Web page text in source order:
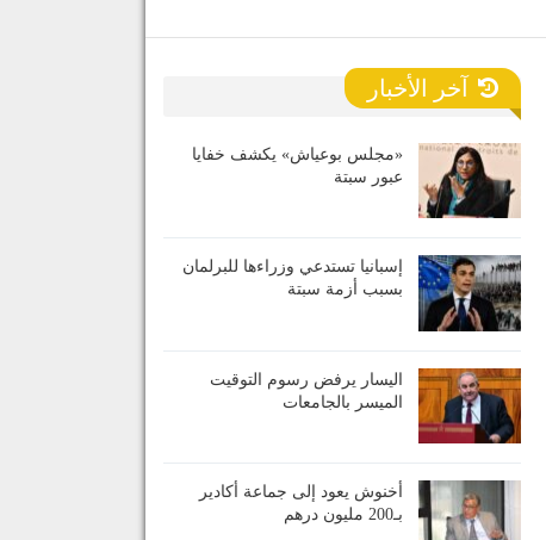
آخر الأخبار
«مجلس بوعياش» يكشف خفايا
عبور سبتة
إسبانيا تستدعي وزراءها للبرلمان
بسبب أزمة سبتة
اليسار يرفض رسوم التوقيت
الميسر بالجامعات
أخنوش يعود إلى جماعة أكادير
بـ200 مليون درهم